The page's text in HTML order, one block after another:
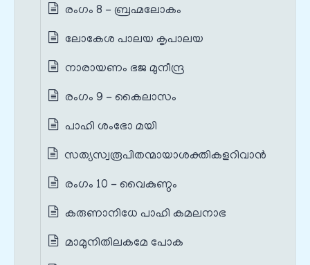
രംഗം 8 - ബ്രഹ്മലോകം
ലോകേശ പാലയ കൃപാലയ
നാരായണം ഭജ മുനീന്ദ്ര
രംഗം 9 - കൈലാസം
പാഹി ശംഭോ മയി
സത്യസ്വരൂപിതന്മായാശക്തികളറിവാൻ
രംഗം 10 - വൈകുണ്ഠം
കരുണാനിധേ പാഹി കമലനാഭ
മാമുനിതിലകമേ പോക